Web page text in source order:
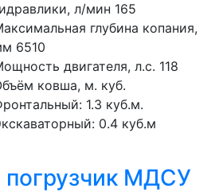
л/мин 165
глубина копания,
6510
двигателя, л.с. 118
ковша, м. куб.
1.3 куб.м.
0.4 куб.м
погрузчик МДСУ